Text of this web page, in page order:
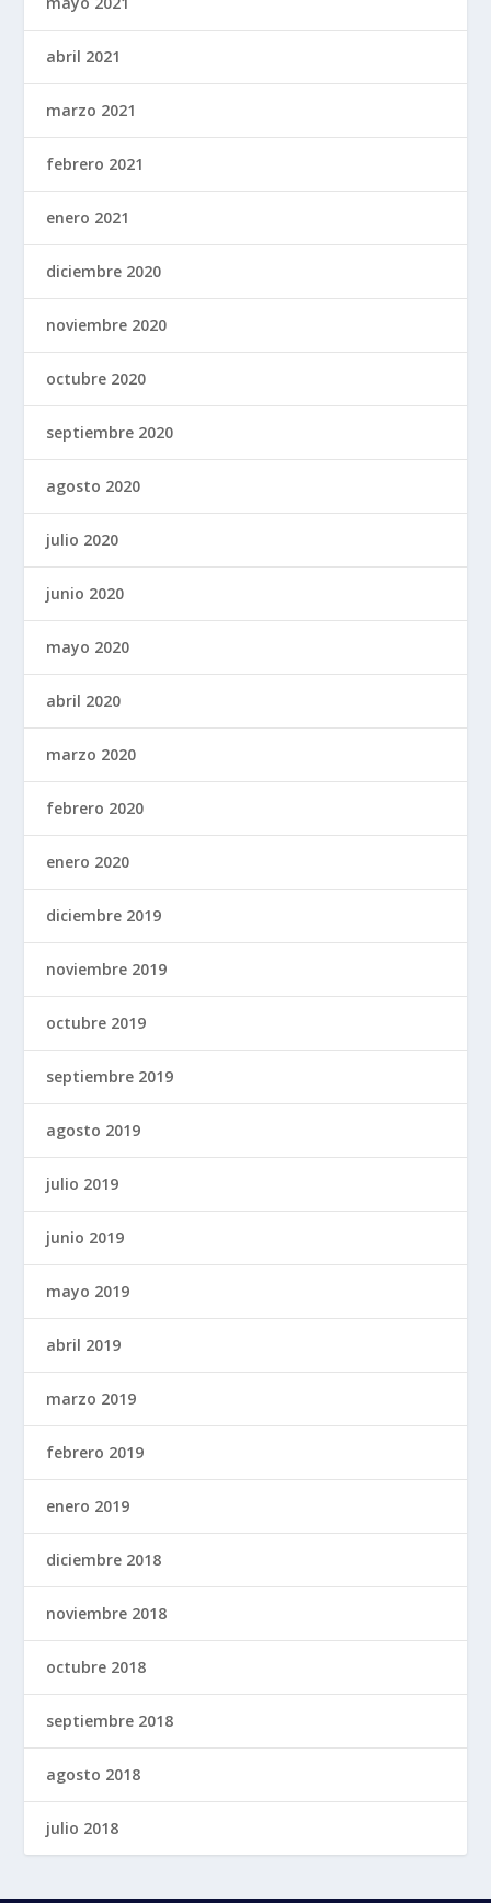
abril 2021
marzo 2021
febrero 2021
enero 2021
diciembre 2020
noviembre 2020
octubre 2020
septiembre 2020
agosto 2020
julio 2020
junio 2020
mayo 2020
abril 2020
marzo 2020
febrero 2020
enero 2020
diciembre 2019
noviembre 2019
octubre 2019
septiembre 2019
agosto 2019
julio 2019
junio 2019
mayo 2019
abril 2019
marzo 2019
febrero 2019
enero 2019
diciembre 2018
noviembre 2018
octubre 2018
septiembre 2018
agosto 2018
julio 2018